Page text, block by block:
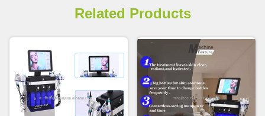
Related Products